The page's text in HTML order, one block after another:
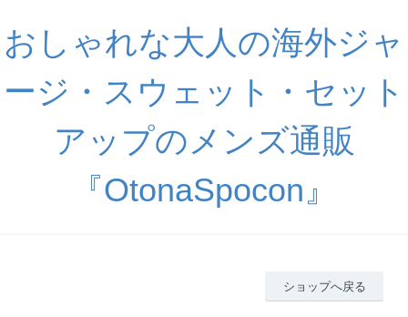
おしゃれな大人の海外ジャ
ージ・スウェット・セット
アップのメンズ通販
『OtonaSpocon』
ショップへ戻る